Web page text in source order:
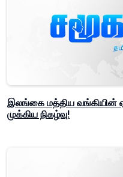
இலங்கை மத்திய வங்கியின்
முக்கிய நிகழ்வு!